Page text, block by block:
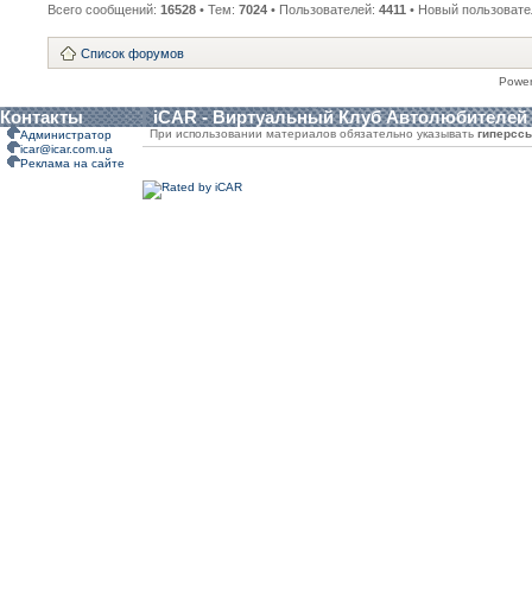
Всего сообщений: 16528 • Тем: 7024 • Пользователей: 4411 • Новый
Список форумов
Контакты iCAR - Виртуальный Клуб Автолюбителей
Администратор
icar@icar.com.ua
Реклама на сайте
При использовании материалов обязательно указывать